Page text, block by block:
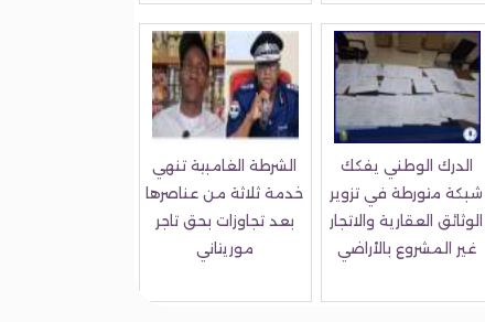
الدرك الوطني يفكك
شبكة متورطة في تزوير
الوثائق العقارية والاتجار
غير المشروع بالأراضي
الشرطة الغامبية تنهي
خدمة ثلاثة من عناصرها
بعد تجاوزات بحق تاجر
موريتاني